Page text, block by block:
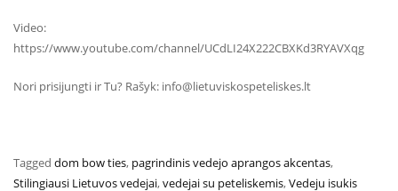
Video:
https://www.youtube.com/channel/UCdLI24X222CBXKd3RYAVXqg
Nori prisijungti ir Tu? Rašyk: info@lietuviskospeteliskes.lt
Tagged dom bow ties, pagrindinis vedejo aprangos akcentas,
Stilingiausi Lietuvos vedejai,vedejai su peteliskemis,Vedeju isukis